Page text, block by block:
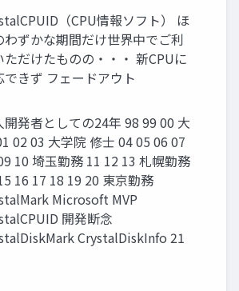
（CPU情報ソフト） ほ
わずかな期間だけ世界中でご利
ただけたものの・・・ 新CPUに
できず フェードアウト
開発者としての24年 98 99 00 大
02 03 大学院 修士 04 05 06 07
10 埼玉勤務 11 12 13 札幌勤務
16 17 18 19 20 東京勤務
Microsoft MVP
開発断念
CrystalDiskInfo 21